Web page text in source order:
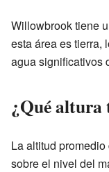
Willowbrook tiene
esta área es tierra,
agua significativos
¿Qué
La altitud
sobre el nivel del